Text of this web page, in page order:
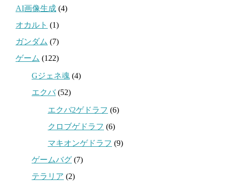
AI画像生成 (4)
オカルト (1)
ガンダム (7)
ゲーム (122)
Gジェネ魂 (4)
エクバ(52)
エクバ2ゲドラフ (6)
クロブゲドラフ (6)
マキオンゲドラフ (9)
ゲームバグ (7)
テラリア (2)